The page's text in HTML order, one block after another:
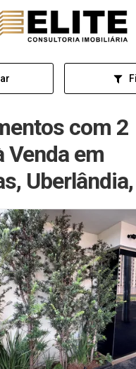
inicial
com 2
Venda em